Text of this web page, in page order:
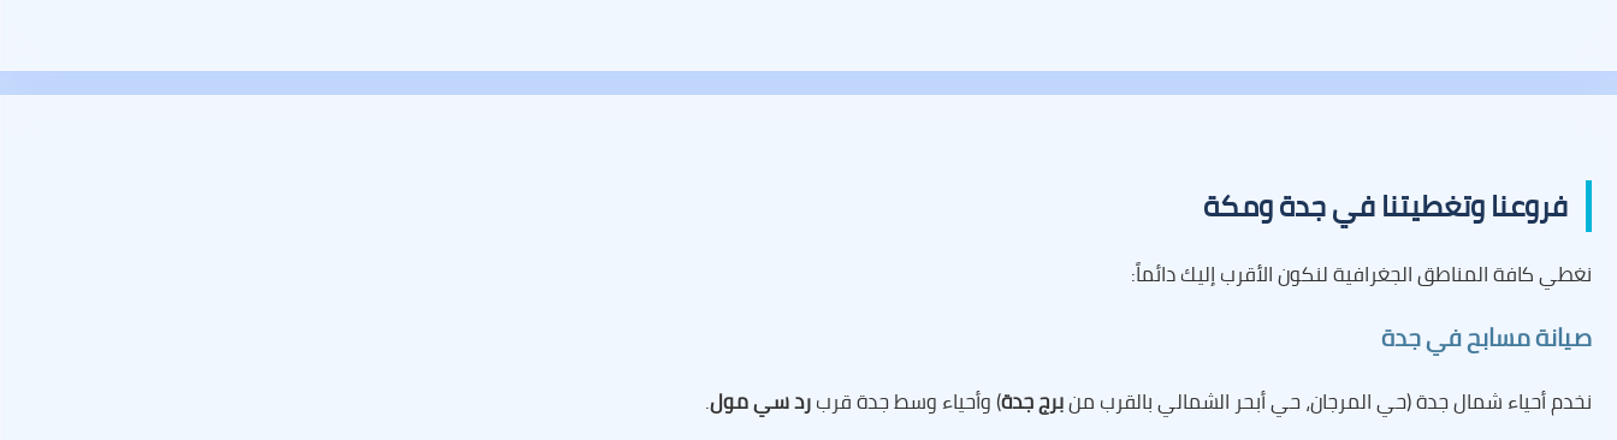
فروعنا وتغطيتنا في جدة ومكة
نغطي كافة المناطق الجغرافية لنكون الأقرب إليك دائماً:
صيانة مسابح في جدة
نخدم أحياء شمال جدة (حي المرجان، حي أبحر الشمالي بالقرب منبرج جدة) وأحياء وسط جدة قربرد سي مول.